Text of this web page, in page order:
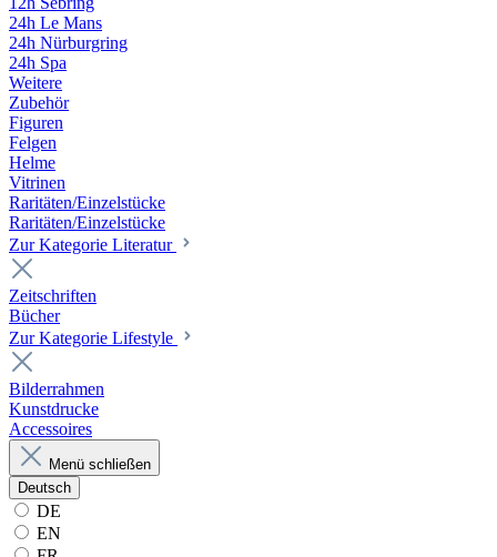
24h Le Mans
24h Nürburgring
24h Spa
Weitere
Zubehör
Figuren
Felgen
Helme
Vitrinen
Raritäten/Einzelstücke
Raritäten/Einzelstücke
Zur Kategorie Literatur
Zeitschriften
Bücher
Zur Kategorie Lifestyle
Bilderrahmen
Kunstdrucke
Accessoires
Menü schließen
Deutsch
DE
EN